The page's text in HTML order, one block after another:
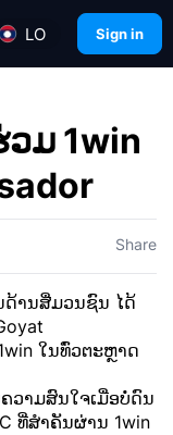
LO Sign in
ວມ 1win
Share
ານສື່ມວນຊົນ ໄດ້
ໃນທົ່ວຕະຫຼາດ
ວາມສົນໃຈເມື່ອບໍ່ດົນ
ທີ່ສຳຄັນຜ່ານ 1win